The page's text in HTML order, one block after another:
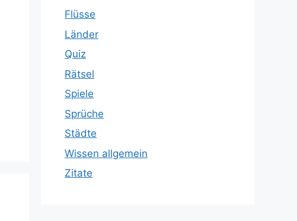
Flüsse
Länder
Quiz
Rätsel
Spiele
Sprüche
Städte
Wissen allgemein
Zitate